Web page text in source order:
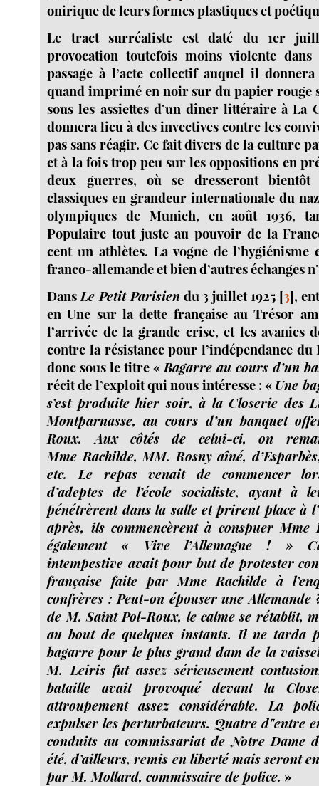
onirique de leurs formes plastiques et
Le tract surréaliste est daté du 1er
provocation toutefois moins violente
passage à l’acte collectif auquel il
quand imprimé en noir sur du papier rouge
sous les assiettes d’un dîner littéraire à La
donnera lieu à des invectives contre les
pas sans réagir. Ce fait divers de la culture
et à la fois trop peu sur les oppositions en
deux guerres, où se dresseront
classiques en grandeur internationale du
olympiques de Munich, en août 1936,
Populaire tout juste au pouvoir de la
cent un athlètes. La vogue de
franco-allemande et bien d’autres échanges
Dans Le Petit Parisiendu 3 juillet 1925 [3],
en Une sur la dette française au Trésor
l’arrivée de la grande crise, et les avanies
contre la résistance pour l’indépendance
donc sous le titre « Bagarre au cours d’un
récit de l’exploit qui nous intéresse : « Une
s’est produite hier soir, à la Closerie des
Montparnasse, au cours d’un banquet
Roux. Aux côtés de celui-ci, on
Mme Rachilde, MM. Rosny aîné,
etc. Le repas venait de commencer
d’adeptes de l’école socialiste, ayant à
pénétrèrent dans la salle et prirent place à
après, ils commencèrent à conspuer Mme
également « Vive l’Allemagne ! »
intempestive avait pour but de protester
française faite par Mme Rachilde à
confrères : Peut-on épouser une Allemande
de M. Saint Pol-Roux, le calme se rétablit,
au bout de quelques instants. Il ne tarda
bagarre pour le plus grand dam de la
M. Leiris fut assez sérieusement
bataille avait provoqué devant la
attroupement assez considérable. La
expulser les perturbateurs. Quatre d"entre
conduits au commissariat de Notre Dame
été, d’ailleurs, remis en liberté mais seront
par M. Mollard, commissaire de police. »